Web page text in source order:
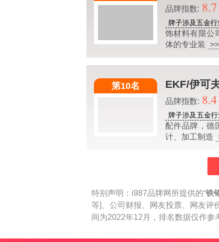
品牌指数: 8.7
牌子涉及五金行
饰材料有限公
体的专业装
第10名 EKF/伊可
品牌指数: 8.4
牌子涉及五金行
配件品牌，德
计、加工制造
特别声明： i987品牌网所提供的“铁
等]、公司财报、网友投票、网友评
间为2022年12月，排名数据仅作参